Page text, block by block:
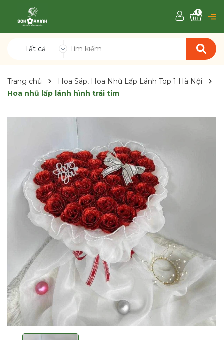
Tất cả
0
Trang chủ
Hoa Sáp, Hoa Nhũ Lấp Lánh Top 1 Hà Nội
Hoa nhũ lấp lánh hình trái tim